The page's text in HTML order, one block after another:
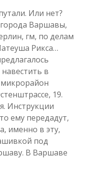
Или нет?
Варшавы,
гм, по делам
Рикса…
в
19.
Инструкции
ему передадут,
именно в эту,
под
В Варшаве